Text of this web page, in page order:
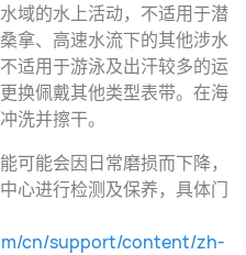
域的水上活动，不适用于潜
拿、高速水流下的其他涉水
适用于游泳及出汗较多的运
换佩戴其他类型表带。在海
洗并擦干。
可能会因日常磨损而下降，
心进行检测及保养，具体门
cn/support/content/zh-